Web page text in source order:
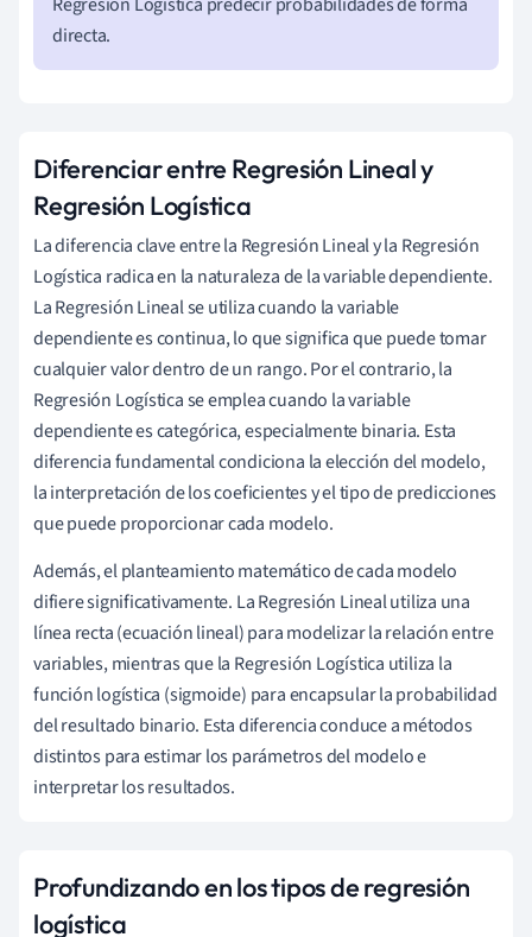
directa.
Diferenciar entre Regresión Lineal y
Regresión Logística
La diferencia clave entre la Regresión Lineal y la Regresión
Logística radica en la naturaleza de la variable dependiente.
La Regresión Lineal se utiliza cuando la variable
dependiente es continua, lo que significa que puede tomar
cualquier valor dentro de un rango. Por el contrario, la
Regresión Logística se emplea cuando la variable
dependiente es categórica, especialmente binaria. Esta
diferencia fundamental condiciona la elección del modelo,
la interpretación de los coeficientes y el tipo de predicciones
que puede proporcionar cada modelo.
Además, el planteamiento matemático de cada modelo
difiere significativamente. La Regresión Lineal utiliza una
línea recta (ecuación lineal) para modelizar la relación entre
variables, mientras que la Regresión Logística utiliza la
función logística (sigmoide) para encapsular la probabilidad
del resultado binario. Esta diferencia conduce a métodos
distintos para estimar los parámetros del modelo e
interpretar los resultados.
Profundizando en los tipos de regresión
logística